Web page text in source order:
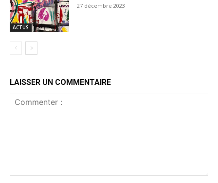
ACTUS
27 décembre 2023
LAISSER UN COMMENTAIRE